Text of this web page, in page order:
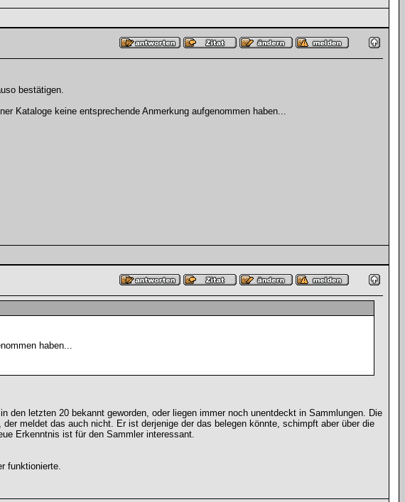
bestätigen.
Kataloge keine entsprechende Anmerkung aufgenommen haben...
haben...
letzten 20 bekannt geworden, oder liegen immer noch unentdeckt in Sammlungen. Die
meldet das auch nicht. Er ist derjenige der das belegen könnte, schimpft aber über die
Erkenntnis ist für den Sammler interessant.
funktionierte.